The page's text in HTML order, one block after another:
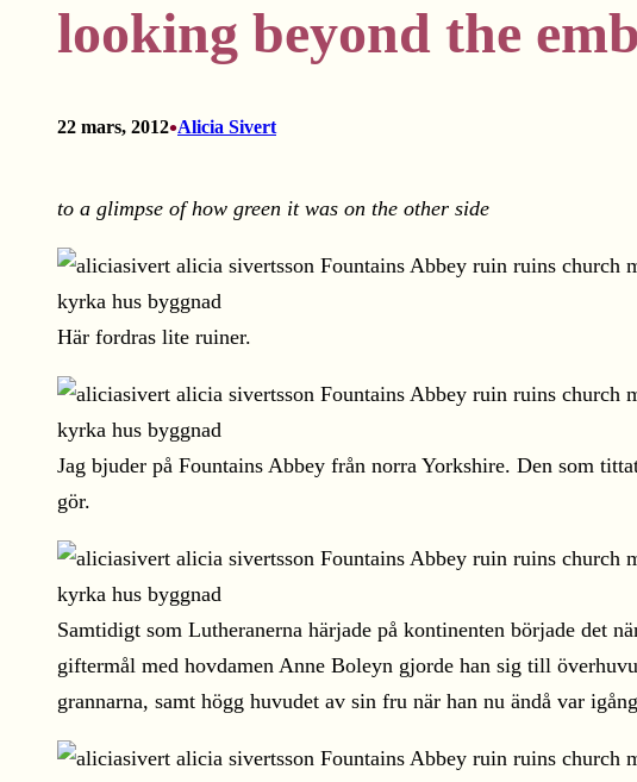
looking beyond the
22 mars, 2012•Alicia Sivert
to a glimpse of how green it was on the other side
Här fordras lite ruiner.
Jag bjuder på Fountains Abbey från norra Yorkshire. Den som
gör.
Samtidigt som Lutheranerna härjade på kontinenten började det
giftermål med hovdamen Anne Boleyn gjorde han sig till
grannarna, samt högg huvudet av sin fru när han nu ändå var